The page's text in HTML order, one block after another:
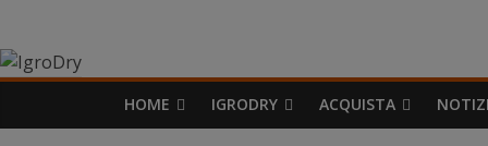
contenuto
HOME IGRODRY ACQUISTA